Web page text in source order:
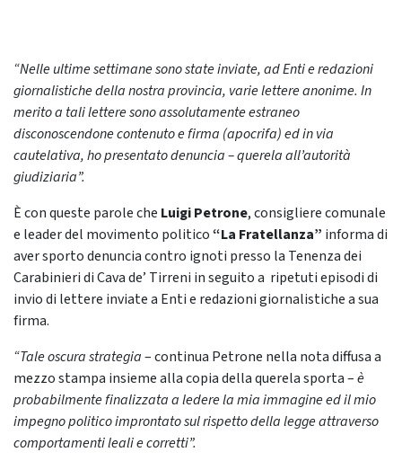
“Nelle ultime settimane sono state inviate, ad Enti e redazioni
giornalistiche della nostraprovincia, varie lettere anonime. In
merito a tali lettere sono assolutamente estraneo
disconoscendone contenuto e firma (apocrifa) ed in via
cautelativa, ho presentato denuncia – querela all’autorità
giudiziaria”.
È con queste parole che Luigi Petrone, consigliere comunale
e leader del movimento politico“La Fratellanza” informa di
aver sporto denuncia contro ignoti presso la Tenenza dei
Carabinieri di Cava de’ Tirreni in seguito a ripetuti episodi di
invio di lettere inviate a Enti e redazioni giornalistiche a sua
firma.
“Tale oscura strategia– continua Petrone nella nota diffusa a
mezzo stampa insieme alla copia della querela sporta –è
probabilmente finalizzata a ledere la mia immagine ed il mio
impegno politicoimprontato sul rispetto della legge attraverso
comportamenti leali e corretti”.